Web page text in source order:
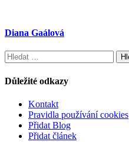
Diana Gaálová
Vyhledávání
Důležité odkazy
Kontakt
Pravidla používání cookies
Přidat Blog
Přidat článek